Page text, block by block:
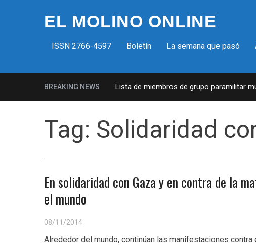
EL MOLINO ONLINE
ISSN 2766-4597 Boletín La semana que pasó
BREAKING NEWS
Milicias fascistas en EUA: Lista de miembros de grupo paramilitar
Tag: Solidaridad
En solidaridad con Gaza y en contra de la
el mundo
08/11/2014
Alrededor del mundo, continúan las manifestaciones